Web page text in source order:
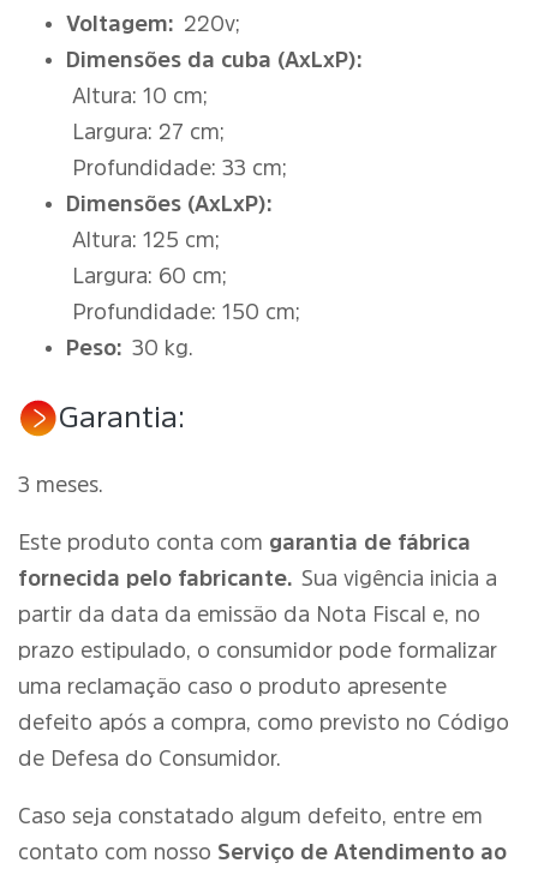
Voltagem: 220v;
Dimensões da cuba (AxLxP):
Altura: 10 cm;
Largura: 27 cm;
Profundidade: 33 cm;
Dimensões (AxLxP):
Altura: 125 cm;
Largura: 60 cm;
Profundidade: 150 cm;
Peso: 30 kg.
Garantia:
3 meses.
Este produto conta com garantia de fábrica
fornecida pelo fabricante. Sua vigência inicia a
partir da data da emissão da Nota Fiscal e, no
prazo estipulado, o consumidor pode formalizar
uma reclamação caso o produto apresente
defeito após a compra, como previsto no Código
de Defesa do Consumidor.
Caso seja constatado algum defeito, entre em
contato com nosso Serviço de Atendimento ao